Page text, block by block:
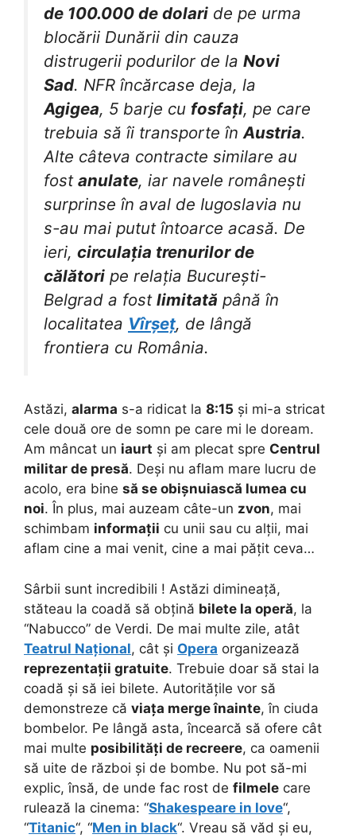
de 100.000 de dolari de pe urma
blocării Dunării din cauza
distrugerii podurilor de la Novi
Sad. NFR încărcase deja, la
Agigea, 5 barje cu fosfați, pe care
trebuia să îi transporte în Austria.
Alte câteva contracte similare au
fost anulate, iar navele românești
surprinse în aval de Iugoslavia nu
s-au mai putut întoarce acasă. De
ieri, circulația trenurilor de
călători pe relația București-
Belgrad a fost limitată până în
localitatea Vîrșeț, de lângă
frontiera cu România.
Astăzi, alarma s-a ridicat la 8:15 și mi-a stricat
cele două ore de somn pe care mi le doream.
Am mâncat un iaurt și am plecat spre Centrul
militar de presă. Deși nu aflam mare lucru de
acolo, era bine să se obișnuiască lumea cu
noi. În plus, mai auzeam câte-un zvon, mai
schimbam informații cu unii sau cu alții, mai
aflam cine a mai venit, cine a mai pățit ceva…
Sârbii sunt incredibili ! Astăzi dimineață,
stăteau la coadă să obțină bilete la operă, la
“Nabucco” de Verdi. De mai multe zile, atât
Teatrul Național, cât și Opera organizează
reprezentații gratuite. Trebuie doar să stai la
coadă și să iei bilete. Autoritățile vor să
demonstreze că viața merge înainte, în ciuda
bombelor. Pe lângă asta, încearcă să ofere cât
mai multe posibilități de recreere, ca oamenii
să uite de război și de bombe. Nu pot să-mi
explic, însă, de unde fac rost de filmele care
rulează la cinema: “Shakespeare in love“,
“Titanic“, “Men in black“. Vreau să văd și eu,